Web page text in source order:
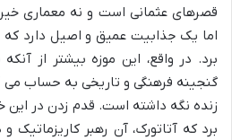
قصرهای عثمانی است و نه معماری
اما یک جذابیت عمیق و اصیل دارد که
برد. در واقع، این موزه بیشتر از
گنجینه فرهنگی و تاریخی به حساب
زنده نگه داشته است. قدم زدن در این
برد که آتاتورک، آن رهبر